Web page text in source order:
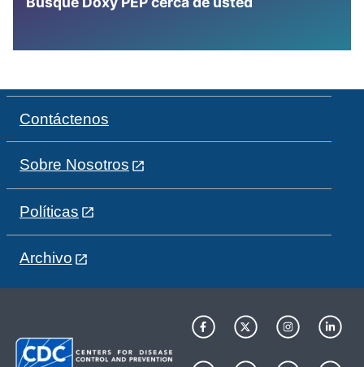
Contáctenos
Sobre Nosotros
Políticas
Archivo